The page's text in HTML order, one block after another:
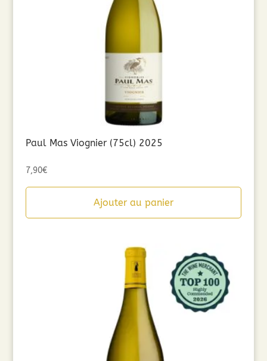
Paul Mas Viognier (75cl) 2025
7,90€
Ajouter au panier